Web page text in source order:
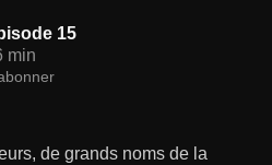
15
min
de grands noms de la